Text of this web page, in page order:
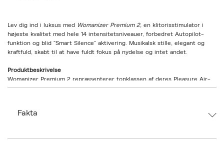
c
t
o
n
Lev dig ind i luksus med Womanizer Premium 2, en klitorisstimulator i
højeste kvalitet med hele 14 intensitetsniveauer, forbedret Autopilot-
funktion og blid “Smart Silence” aktivering. Musikalsk stille, elegant og
kraftfuld, skabt til at have fuldt fokus på nydelse og intet andet.
Produktbeskrivelse
Womanizer Premium 2 repræsenterer topklassen af deres Pleasure Air-
stimulatorer. Udført i luksuriøse materialer og med avanceret teknologi,
pulserer og masserer klitoris med følsom præcision.
Fakta